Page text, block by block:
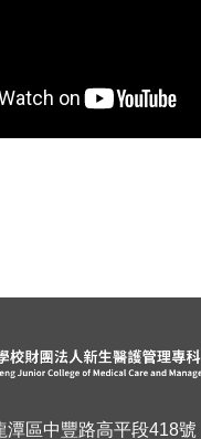
潭區中豐路高平段418號